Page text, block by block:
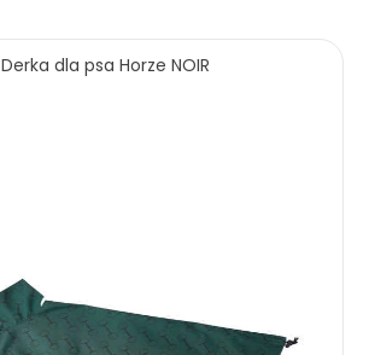
Derka dla psa Horze NOIR